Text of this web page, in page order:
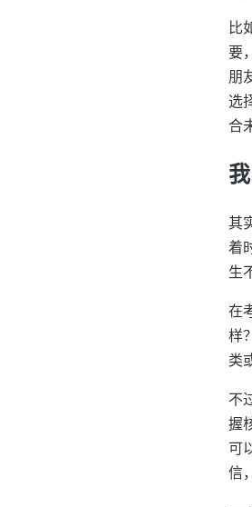
比
要
朋
选
合
其
着
生
在
样
类
不
握
可
信